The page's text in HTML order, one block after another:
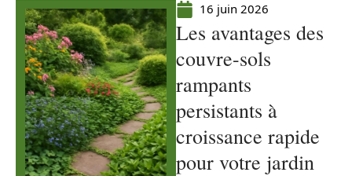
16 juin 2026
Les avantages des
couvre-sols
rampants
persistants à
croissance rapide
pour votre jardin